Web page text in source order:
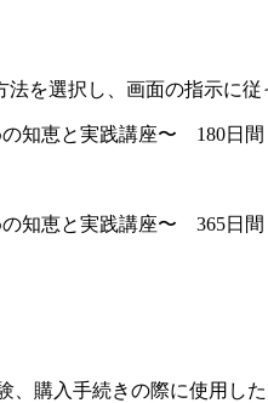
を選択し、画面の指示に従
知恵と実践講座〜 180日
知恵と実践講座〜 365日間
、購入手続きの際に使用し